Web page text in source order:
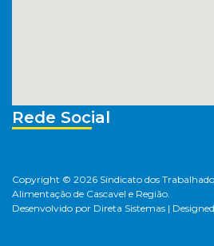
Rede Social
Copyright © 2026 Sindicato dos
Alimentação de Cascavel e Região.
Desenvolvido por Direta Sistemas |